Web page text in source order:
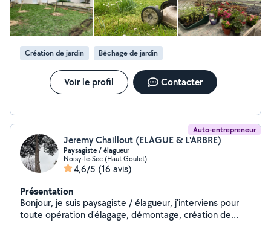
entretien(tonte, désherbage, taille, etc.. j'habite sur
Paris 17eme et j'ai un local à Saint-Denis Et Epinay sur
Seine n'hésitez pas à me contacter si besoin. Site avec
quelques infos de l'association dont je fais aussi parti:
instant-culture N'hésitez pas à me contacter :)
Création de jardin Bêchage de jardin
Voir le profil Contacter
Auto-entrepreneur
Jeremy Chaillout (ELAGUE & L'ARBRE)
Paysagiste / élagueur
Noisy-le-Sec (Haut Goulet)
4,6/5 (16 avis)
Présentation
Bonjour, je suis paysagiste / élagueur, j'interviens pour
toute opération d'élagage, démontage, création de